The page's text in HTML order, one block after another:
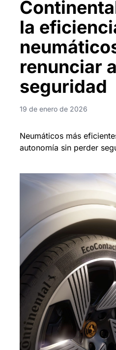
la
renunciar
seguridad
19 de enero de 2026
Neumáticos más
autonomía sin perder